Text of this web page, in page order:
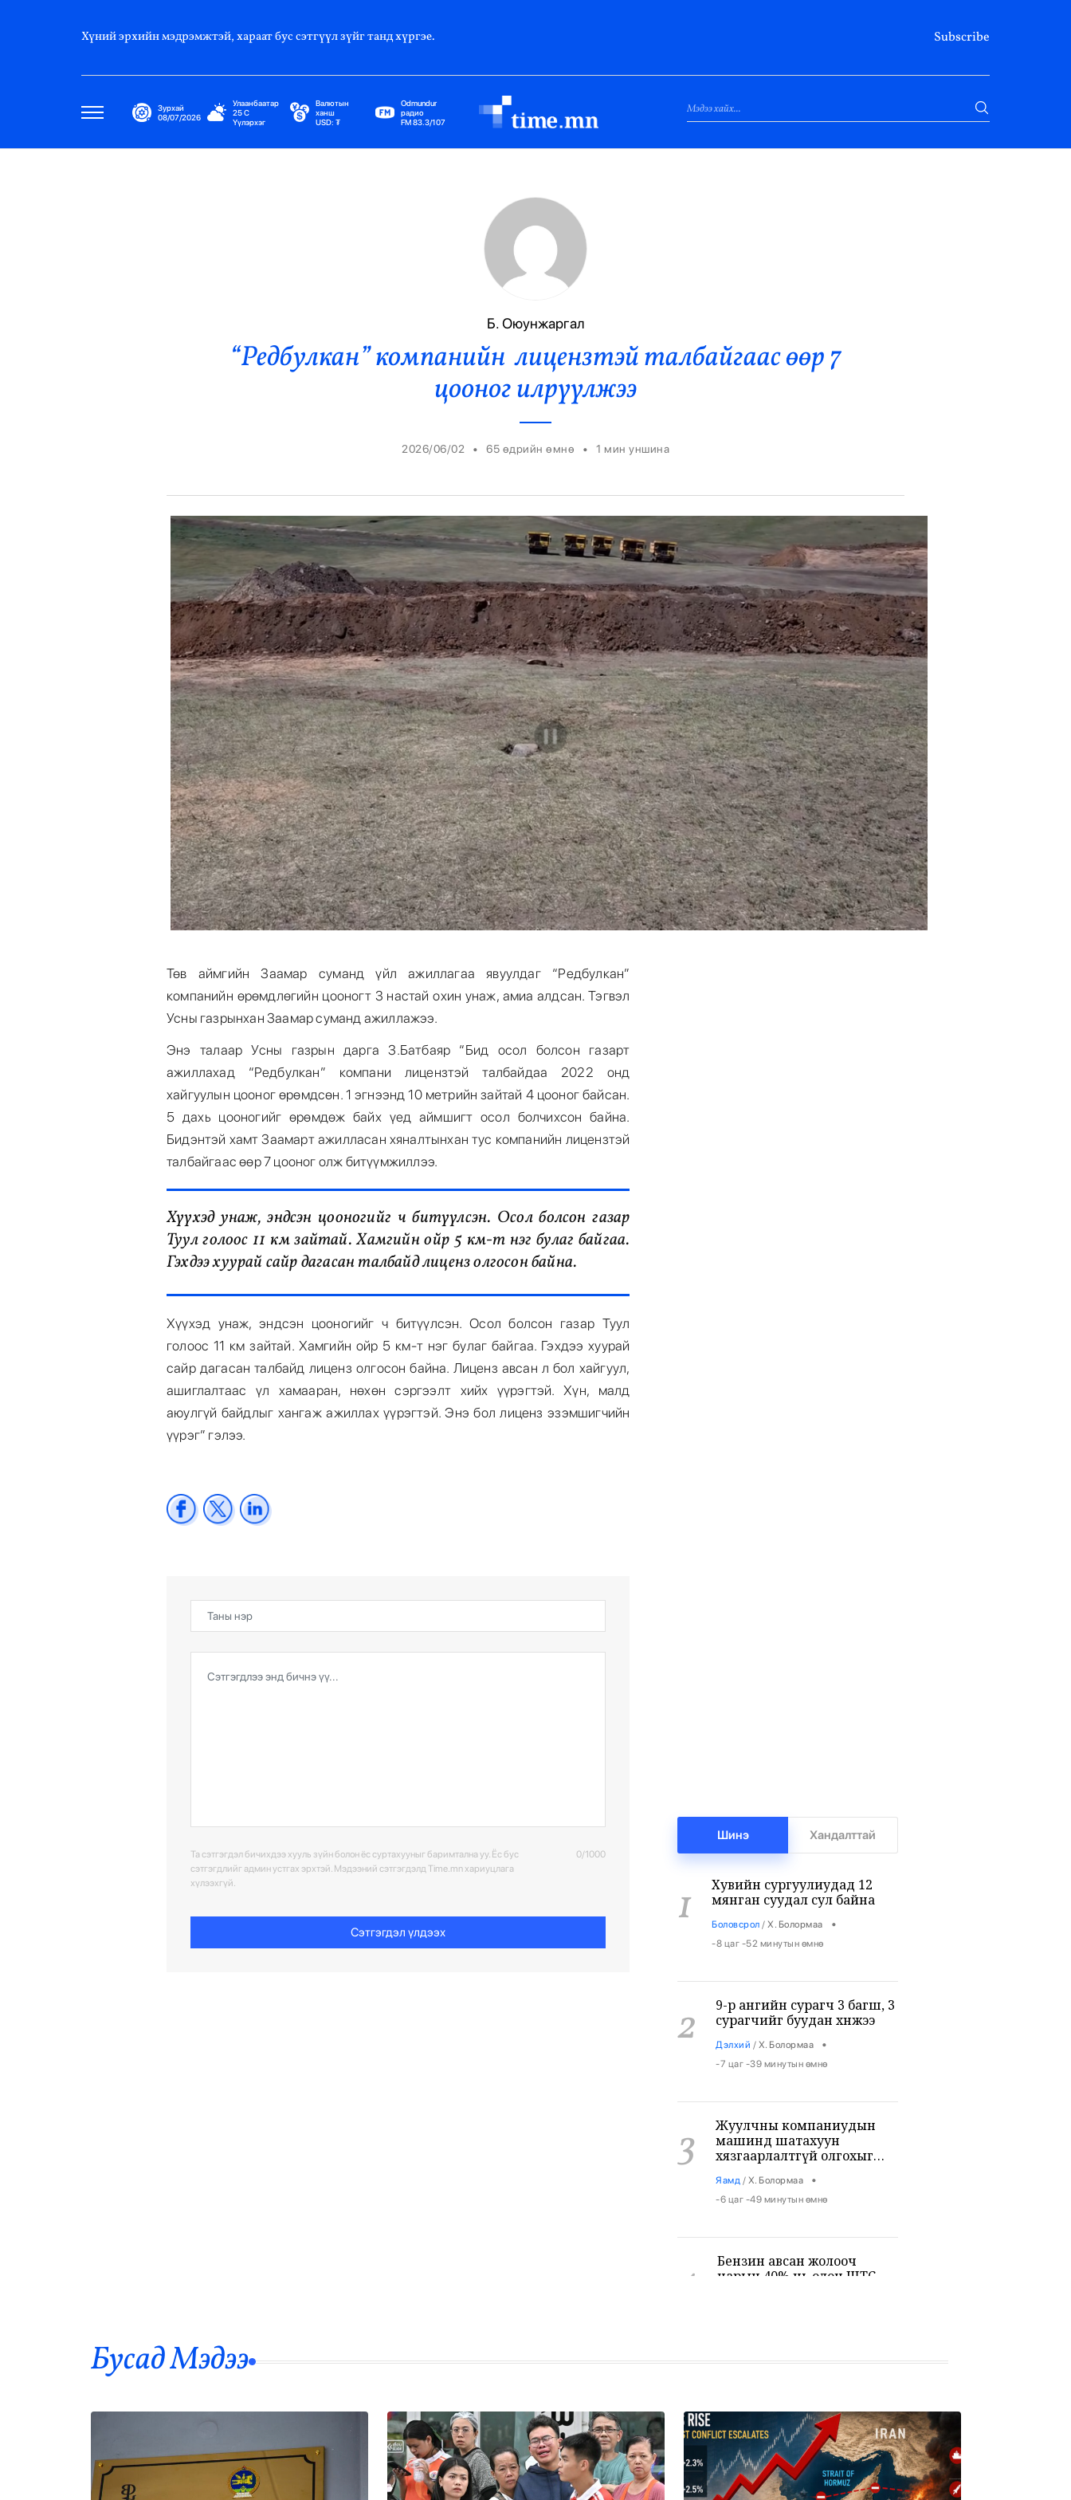
Хүний эрхийн мэдрэмжтэй, хараат бус сэтгүүл зүйг танд хүргэе. Subscribe
Зурхай
08/07/2026
Улаанбаатар
25C
Үүлэрхэг
Валютын
ханш
USD: ₮
Odmundur
радио
FM 83.3/107
Эрүүл Мэнд
Энтертайнмент
Эрэн Сурвалжилга
Гадаад Харилцаа
Элчин Сайд
Засгийн Газар
Ерөнхийлөгч
Б. Оюунжаргал
“Редбулкан” компанийн лицензтэй талбайгаас өөр 7
цооног илрүүлжээ
2026/06/02 • 65 өдрийн өмнө • 1 мин уншина
Төв аймгийн Заамар суманд үйл ажиллагаа явуулдаг “Редбулкан”
компанийн өрөмдлөгийн цооногт 3 настай охин унаж, амиа алдсан. Тэгвэл
Усны газрынхан Заамар суманд ажиллажээ.
Энэ талаар Усны газрын дарга З.Батбаяр “Бид осол болсон газарт
ажиллахад “Редбулкан” компани лицензтэй талбайдаа 2022 онд
хайгуулын цооног өрөмдсөн. 1 эгнээнд 10 метрийн зайтай 4 цооног байсан.
5 дахь цооногийг өрөмдөж байх үед аймшигт осол болчихсон байна.
Бидэнтэй хамт Заамарт ажилласан хяналтынхан тус компанийн лицензтэй
талбайгаас өөр 7 цооног олж битүүмжиллээ.
Хүүхэд унаж, эндсэн цооногийг ч битүүлсэн. Осол болсон газар
Туул голоос 11 км зайтай. Хамгийн ойр 5 км-т нэг булаг байгаа.
Гэхдээ хуурай сайр дагасан талбайд лиценз олгосон байна.
Хүүхэд унаж, эндсэн цооногийг ч битүүлсэн. Осол болсон газар Туул
голоос 11 км зайтай. Хамгийн ойр 5 км-т нэг булаг байгаа. Гэхдээ хуурай
сайр дагасан талбайд лиценз олгосон байна. Лиценз авсан л бол хайгуул,
ашиглалтаас үл хамааран, нөхөн сэргээлт хийх үүрэгтэй. Хүн, малд
аюулгүй байдлыг хангаж ажиллах үүрэгтэй. Энэ бол лиценз эзэмшигчийн
үүрэг” гэлээ.
Та сэтгэгдэл бичихдээ хууль зүйн болон ёс суртахууныг баримтална уу. Ёс бус
сэтгэгдлийг админ устгах эрхтэй. Мэдээний сэтгэгдэлд Time.mn хариуцлага
хүлээхгүй.
0/1000
Сэтгэгдэл үлдээх
Шинэ Хандалттай
1
Хувийн сургуулиудад 12
мянган суудал сул байна
Боловсрол / Х. Болормаа •
-8 цаг -52 минутын өмнө
2
9-р ангийн сурагч 3 багш, 3
сурагчийг буудан хөнөөжээ
Дэлхий / Х. Болормаа •
-7 цаг -39 минутын өмнө
3
Жуулчны компаниудын
машинд шатахуун
хязгаарлалтгүй олгохыг
Яамд / Х. Болормаа •
-6 цаг -49 минутын өмнө
4
Бензин авсан жолооч
нарын 40% нь олон ШТС-
5
байдал газрын тосны зах
зээлийг дахин савлууллаа
Дэлхий Б. Ариунаа •
-5 цаг -41 минутын өмнө
Бусад Mэдээ